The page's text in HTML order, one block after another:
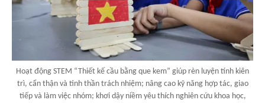
Hoạt động STEM “Thiết kế cầu bằng que kem” giúp rèn luyện tính kiên
trì, cẩn thận và tinh thần trách nhiệm; nâng cao kỹ năng hợp tác, giao
tiếp và làm việc nhóm; khơi dậy niềm yêu thích nghiên cứu khoa học,